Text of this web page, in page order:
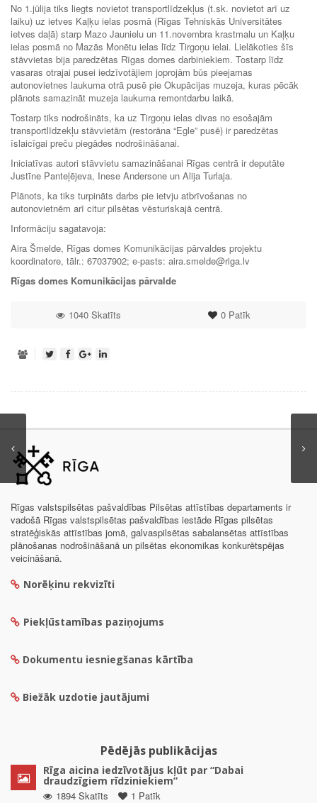
No 1.jūlija tiks liegts novietot transportlīdzekļus (t.sk. novietot arī uz
laiku) uz ietves Kaļķu ielas posmā (Rīgas Tehniskās Universitātes
ietves daļā) starp Mazo Jaunielu un 11.novembra krastmalu un Kaļķu
ielas posmā no Mazās Monētu ielas līdz Tirgoņu ielai. Lielākoties šīs
stāvvietas bija paredzētas Rīgas domes darbiniekiem. Tostarp līdz
vasaras otrajai pusei iedzīvotājiem joprojām būs pieejamas
autonovietnes laukuma otrā pusē pie Okupācijas muzeja, kuras pēcāk
plānots samazināt muzeja laukuma remontdarbu laikā.
Tostarp tiks nodrošināts, ka uz Tirgoņu ielas divas no esošajām
transportlīdzekļu stāvvietām (restorāna “Egle” pusē) ir paredzētas
īslaicīgai preču piegādes nodrošināšanai.
Iniciatīvas autori stāvvietu samazināšanai Rīgas centrā ir deputāte
Justīne Panteļējeva, Inese Andersone un Alija Turlaja.
Plānots, ka tiks turpināts darbs pie ietvju atbrīvošanas no
autonovietnēm arī citur pilsētas vēsturiskajā centrā.
Informāciju sagatavoja:
Aira Šmelde, Rīgas domes Komunikācijas pārvaldes projektu
koordinatore, tālr.: 67037902; e-pasts: aira.smelde@riga.lv
Rīgas domes Komunikācijas pārvalde
0Patīk
1040 Skatīts
Rīgas valstspilsētas pašvaldības Pilsētas attīstības departaments ir
vadošā Rīgas valstspilsētas pašvaldības iestāde Rīgas pilsētas
stratēģiskās attīstības jomā, galvaspilsētas sabalansētas attīstības
plānošanas nodrošināšanā un pilsētas ekonomikas konkurētspējas
veicināšanā.
Norēķinu rekvizīti
Piekļūstamības paziņojums
Dokumentu iesniegšanas kārtība
Biežāk uzdotie jautājumi
Pēdējās publikācijas
Rīga aicina iedzīvotājus kļūt par “Dabai
draudzīgiem rīdziniekiem”
1894 Skatīts
1 Patīk